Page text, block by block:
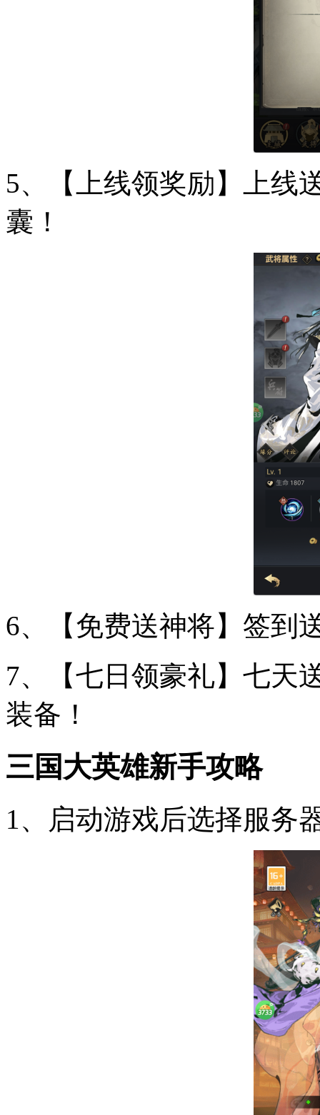
5、【上线领奖励】上线
囊！
6、【免费送神将】签到
7、【七日领豪礼】七天
装备！
三国大英雄新手攻略
1、启动游戏后选择服务